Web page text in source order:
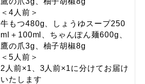
＜4人前＞
牛もつ480g、しょうゆスープ250
ml＋100ml、ちゃんぽん麺600g、
鷹の爪3g、柚子胡椒8g
＜5人前＞
2人前×1、3人前×1に分けてお届け
いたします